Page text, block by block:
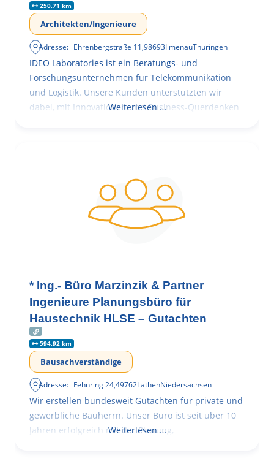
250.71 km
Architekten/Ingenieure
Adresse: Ehrenbergstraße 11,98693IlmenauThüringen
IDEO Laboratories ist ein Beratungs- und
Forschungsunternehmen für Telekommunikation
und Logistik. Unsere Kunden unterstützten wir
dabei, mit Innovationen und Business-Querdenken
Weiterlesen …
* Ing.- Büro Marzinzik & Partner
Ingenieure Planungsbüro für
Haustechnik HLSE – Gutachten
594.92 km
Bausachverständige
Adresse: Fehnring 24,49762LathenNiedersachsen
Wir erstellen bundesweit Gutachten für private und
gewerbliche Bauherrn. Unser Büro ist seit über 10
Jahren erfolgreich mit der Planung,
Weiterlesen …